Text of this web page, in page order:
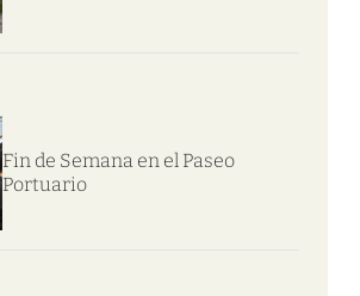
Fin de Semana en el Paseo
Portuario